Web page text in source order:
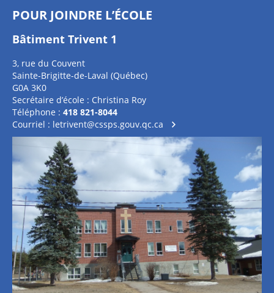
POUR JOINDRE L’ÉCOLE
Bâtiment Trivent 1
3, rue du Couvent
Sainte-Brigitte-de-Laval (Québec)
G0A 3K0
Secrétaire d’école : Christina Roy
Téléphone : 418 821-8044
Courriel : letrivent@cssps.gouv.qc.ca